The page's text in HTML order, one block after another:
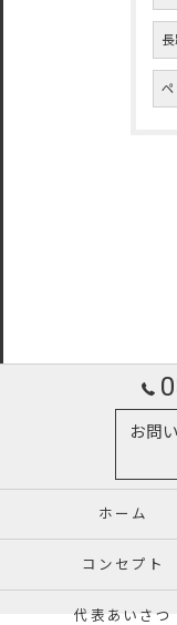
ペ
お問
ホーム
コンセプト
代表あいさつ